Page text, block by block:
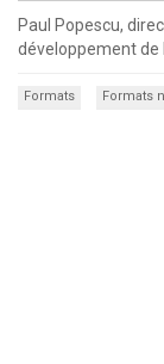
Paul Popescu,
développement de
Formats Formats